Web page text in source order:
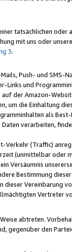
tatsächlichen oder
mit uns oder
3.
Push- und SMS-
Links und
auf der Amazon-
um die Einhaltung
als
verarbeiten,
Verkehr (Traffic)
(unmittelbar oder
Versäumnis
Bestimmung dieser
dieser Vereinbarung
Vertreter
abtreten.
gegenüber den